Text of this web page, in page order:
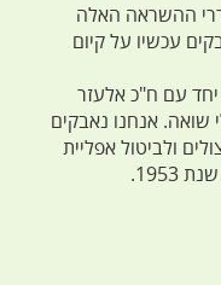
ההשראה האלה
עכשיו על קיום
עם ח"כ אלעזר
שואה. אנחנו נאבקים
ולביטול אפליית